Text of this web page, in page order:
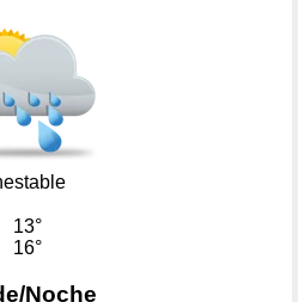
13°
16°
Noche